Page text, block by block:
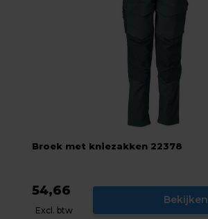
Broek met kniezakken 22378
54,66
Excl. btw
Bekijken